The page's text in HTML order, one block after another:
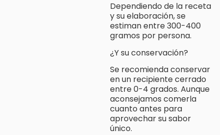
Dependiendo de la receta
y su elaboración, se
estiman entre 300-400
gramos por persona.
¿Y su conservación?
Se recomienda conservar
en un recipiente cerrado
entre 0-4 grados. Aunque
aconsejamos comerla
cuanto antes para
aprovechar su sabor
único.